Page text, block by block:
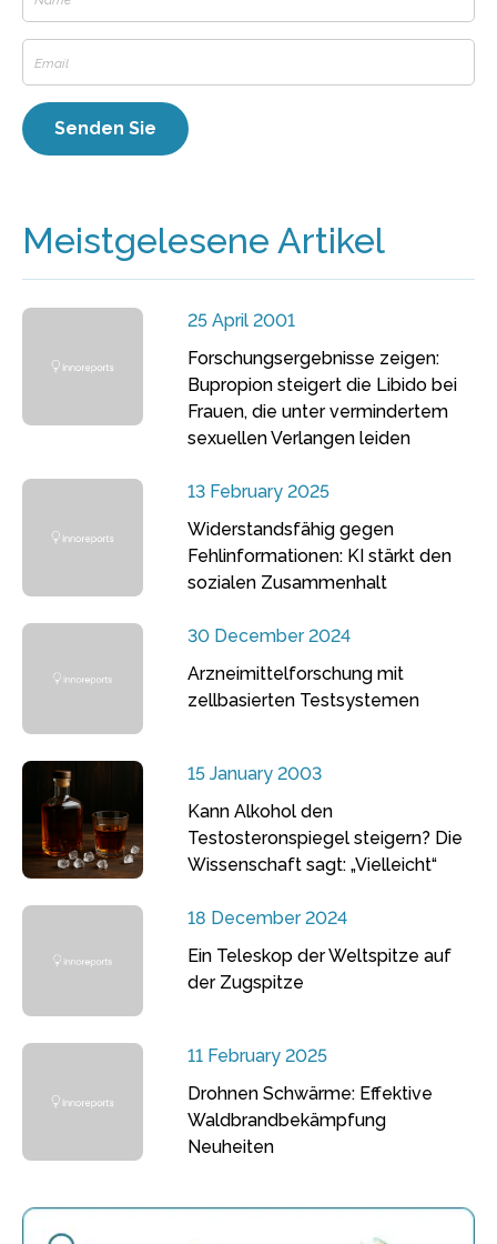
Meistgelesene Artikel
25 April 2001
Forschungsergebnisse zeigen:
Bupropion steigert die Libido bei
Frauen, die unter vermindertem
sexuellen Verlangen leiden
13 February 2025
Widerstandsfähig gegen
Fehlinformationen: KI stärkt den
sozialen Zusammenhalt
30 December 2024
Arzneimittelforschung mit
zellbasierten Testsystemen
15 January 2003
Kann Alkohol den
Testosteronspiegel steigern? Die
Wissenschaft sagt: „Vielleicht“
18 December 2024
Ein Teleskop der Weltspitze auf
der Zugspitze
11 February 2025
Drohnen Schwärme: Effektive
Waldbrandbekämpfung
Neuheiten